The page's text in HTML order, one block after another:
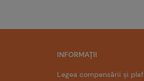
INFORMAȚII
Legea compensării și